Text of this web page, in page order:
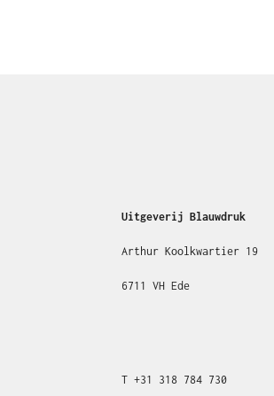
Uitgeverij Blauwdruk
Arthur Koolkwartier 19
6711 VH Ede
T +31 318 784 730